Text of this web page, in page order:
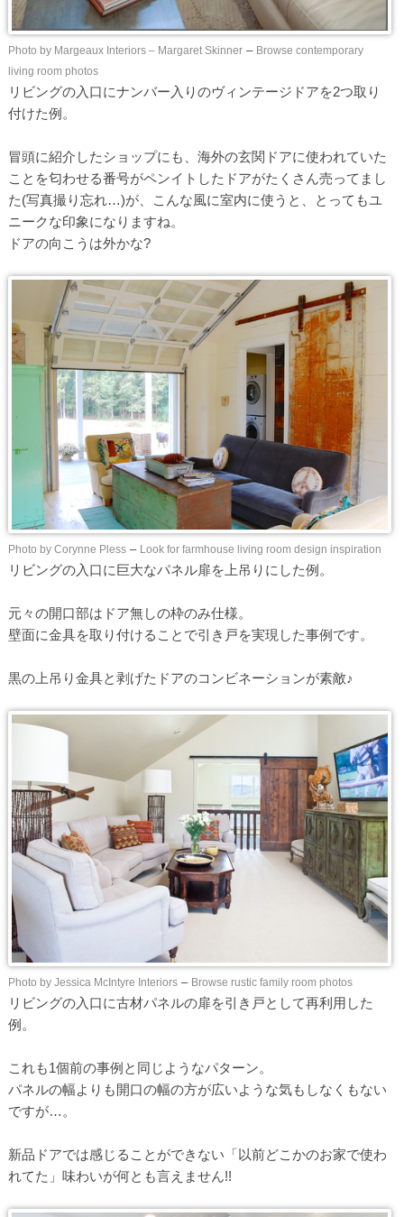
Photo by Margeaux Interiors – Margaret Skinner– Browse contemporary
living room photos
リビングの入口にナンバー入りのヴィンテージドアを2つ取り
付けた例。
冒頭に紹介したショップにも、海外の玄関ドアに使われていた
ことを匂わせる番号がペンイトしたドアがたくさん売ってまし
た(写真撮り忘れ…)が、こんな風に室内に使うと、とってもユ
ニークな印象になりますね。
ドアの向こうは外かな?
Photo by Corynne Pless– Look for farmhouse living room design inspiration
リビングの入口に巨大なパネル扉を上吊りにした例。
元々の開口部はドア無しの枠のみ仕様。
壁面に金具を取り付けることで引き戸を実現した事例です。
黒の上吊り金具と剥げたドアのコンビネーションが素敵♪
Photo by Jessica McIntyre Interiors– Browse rustic family room photos
リビングの入口に古材パネルの扉を引き戸として再利用した
例。
これも1個前の事例と同じようなパターン。
パネルの幅よりも開口の幅の方が広いような気もしなくもない
ですが…。
新品ドアでは感じることができない「以前どこかのお家で使わ
れてた」味わいが何とも言えません!!